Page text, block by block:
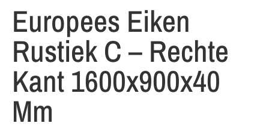
Europees Eiken
Rustiek C – Rechte
Kant 1600x900x40
Mm